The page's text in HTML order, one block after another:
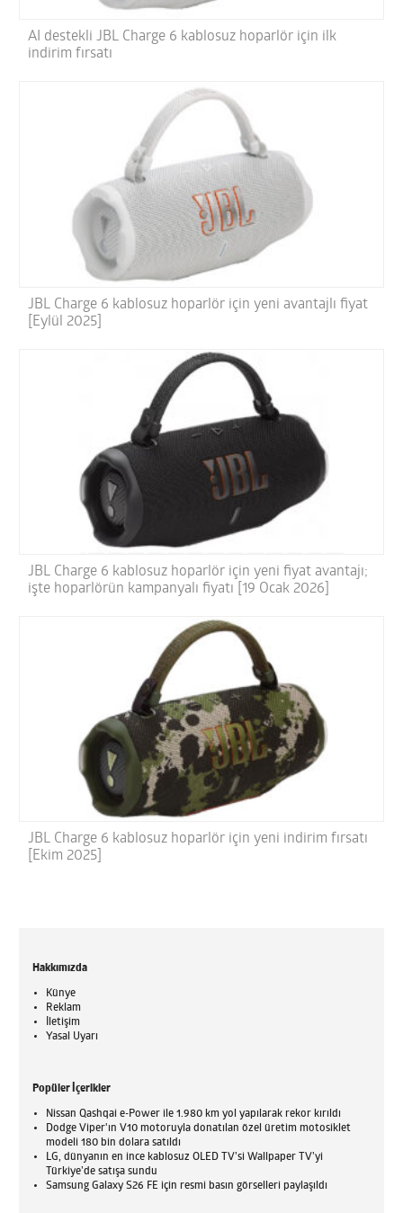
AI destekli JBL Charge 6 kablosuz hoparlör için ilk
indirim fırsatı
JBL Charge 6 kablosuz hoparlör için yeni avantajlı fiyat
[Eylül 2025]
JBL Charge 6 kablosuz hoparlör için yeni fiyat avantajı;
işte hoparlörün kampanyalı fiyatı [19 Ocak 2026]
JBL Charge 6 kablosuz hoparlör için yeni indirim fırsatı
[Ekim 2025]
Hakkımızda
Künye
Reklam
İletişim
Yasal Uyarı
Popüler İçerikler
Nissan Qashqai e-Power ile 1.980 km yol yapılarak rekor kırıldı
Dodge Viper'ın V10 motoruyla donatılan özel üretim motosiklet
modeli 180 bin dolara satıldı
LG, dünyanın en ince kablosuz OLED TV’si Wallpaper TV’yi
Türkiye’de satışa sundu
Samsung Galaxy S26 FE için resmi basın görselleri paylaşıldı